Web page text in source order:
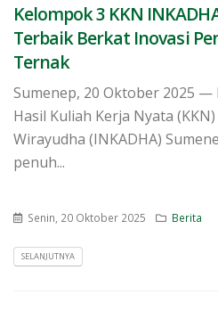
Kelompok 3 KKN
Terbaik Berkat Inovasi
Ternak
Sumenep, 20 Oktober 2025 —
Hasil Kuliah Kerja Nyata
Wirayudha (INKADHA)
penuh...
Senin, 20 Oktober 2025 Berita
SELANJUTNYA